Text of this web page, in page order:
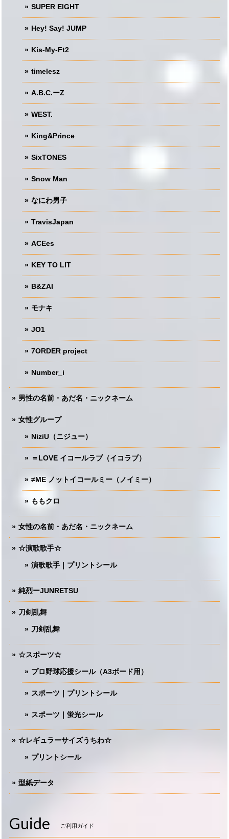
SUPER EIGHT
Hey! Say! JUMP
Kis-My-Ft2
timelesz
A.B.C.ーZ
WEST.
King&Prince
SixTONES
Snow Man
なにわ男子
TravisJapan
ACEes
KEY TO LIT
B&ZAI
モナキ
JO1
7ORDER project
Number_i
男性の名前・あだ名・ニックネーム
女性グループ
NiziU（ニジュー）
＝LOVE イコールラブ（イコラブ）
≠ME ノットイコールミー（ノイミー）
ももクロ
女性の名前・あだ名・ニックネーム
☆演歌歌手☆
演歌歌手｜プリントシール
純烈ーJUNRETSU
刀剣乱舞
刀剣乱舞
☆スポーツ☆
プロ野球応援シール（A3ボード用）
スポーツ｜プリントシール
スポーツ｜蛍光シール
☆レギュラーサイズうちわ☆
プリントシール
型紙データ
Guide ご利用ガイド